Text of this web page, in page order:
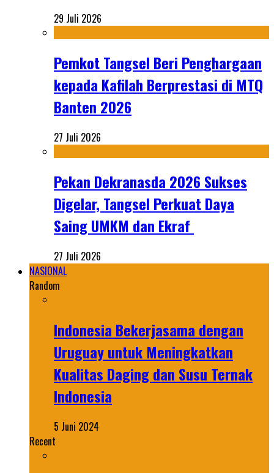
29 Juli 2026
Pemkot Tangsel Beri Penghargaan
kepada Kafilah Berprestasi di MTQ
Banten 2026
27 Juli 2026
Pekan Dekranasda 2026 Sukses
Digelar, Tangsel Perkuat Daya
Saing UMKM dan Ekraf
27 Juli 2026
NASIONAL
Random
Indonesia Bekerjasama dengan
Uruguay untuk Meningkatkan
Kualitas Daging dan Susu Ternak
Indonesia
5 Juni 2024
Recent